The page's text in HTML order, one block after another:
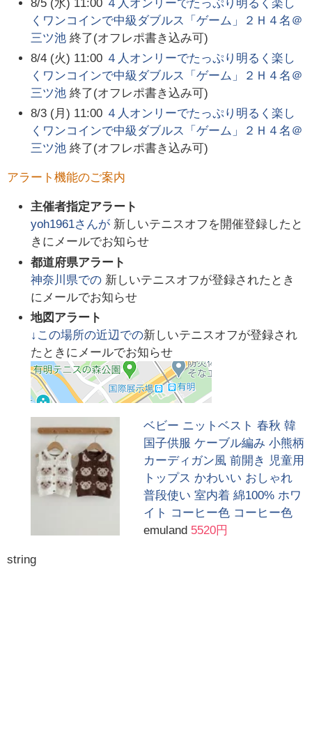
8/5 (水) 11:00 ４人オンリーでたっぷり明るく楽し
くワンコインで中級ダブルス「ゲーム」２Ｈ４名＠
三ツ池 終了(オフレポ書き込み可)
8/4 (火) 11:00 ４人オンリーでたっぷり明るく楽し
くワンコインで中級ダブルス「ゲーム」２Ｈ４名＠
三ツ池 終了(オフレポ書き込み可)
8/3 (月) 11:00 ４人オンリーでたっぷり明るく楽し
くワンコインで中級ダブルス「ゲーム」２Ｈ４名＠
三ツ池 終了(オフレポ書き込み可)
アラート機能のご案内
主催者指定アラート
yoh1961さんが 新しいテニスオフを開催登録したと
きにメールでお知らせ
都道府県アラート
神奈川県での 新しいテニスオフが登録されたとき
にメールでお知らせ
地図アラート
↓この場所の近辺での新しいテニスオフが登録され
たときにメールでお知らせ
ベビー ニットベスト 春秋 韓
国子供服 ケーブル編み 小熊柄
カーディガン風 前開き 児童用
トップス かわいい おしゃれ
普段使い 室内着 綿100% ホワ
イト コーヒー色 コーヒー色
emuland 5520円
string